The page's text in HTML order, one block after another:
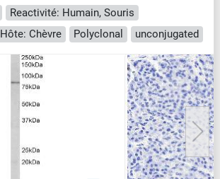
Reactivité: Humain, Souris
Hôte: Chèvre Polyclonal unconjugated